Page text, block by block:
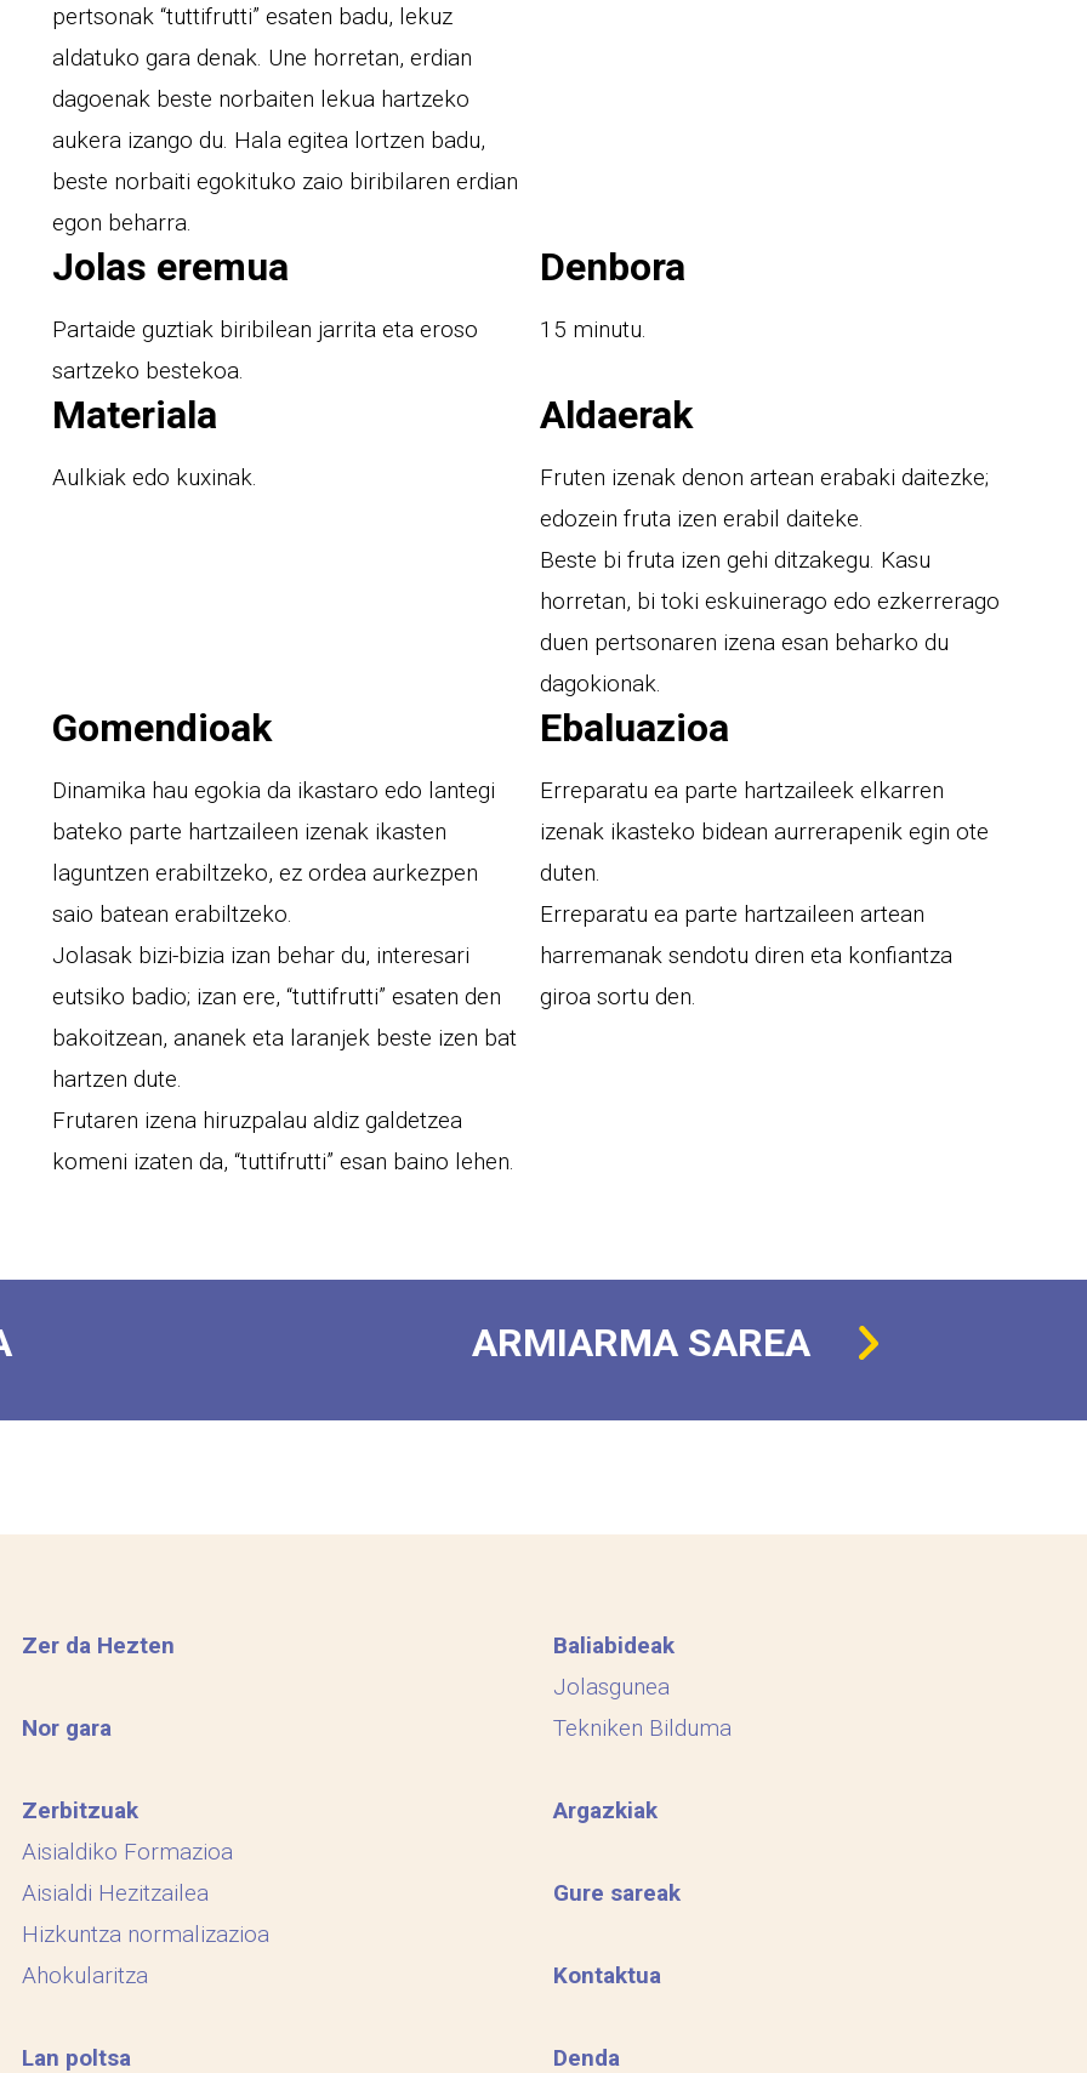
pertsonak “tuttifrutti” esaten badu, lekuz
aldatuko gara denak. Une horretan, erdian
dagoenak beste norbaiten lekua hartzeko
aukera izango du. Hala egitea lortzen badu,
beste norbaiti egokituko zaio biribilaren erdian
egon beharra.
Jolas eremua
Partaide guztiak biribilean jarrita eta eroso
sartzeko bestekoa.
Denbora
15 minutu.
Materiala
Aulkiak edo kuxinak.
Aldaerak
Fruten izenak denon artean erabaki daitezke;
edozein fruta izen erabil daiteke.
Beste bi fruta izen gehi ditzakegu. Kasu
horretan, bi toki eskuinerago edo ezkerrerago
duen pertsonaren izena esan beharko du
dagokionak.
Gomendioak
Dinamika hau egokia da ikastaro edo lantegi
bateko parte hartzaileen izenak ikasten
laguntzen erabiltzeko, ez ordea aurkezpen
saio batean erabiltzeko.
Jolasak bizi-bizia izan behar du, interesari
eutsiko badio; izan ere, “tuttifrutti” esaten den
bakoitzean, ananek eta laranjek beste izen bat
hartzen dute.
Frutaren izena hiruzpalau aldiz galdetzea
komeni izaten da, “tuttifrutti” esan baino lehen.
Ebaluazioa
Erreparatu ea parte hartzaileek elkarren
izenak ikasteko bidean aurrerapenik egin ote
duten.
Erreparatu ea parte hartzaileen artean
harremanak sendotu diren eta konfiantza
giroa sortu den.
ARMIARMA SAREA
Zer da Hezten
Nor gara
Zerbitzuak
Aisialdiko Formazioa
Aisialdi Hezitzailea
Hizkuntza normalizazioa
Ahokularitza
Lan poltsa
Baliabideak
Jolasgunea
Tekniken Bilduma
Argazkiak
Gure sareak
Kontaktua
Denda